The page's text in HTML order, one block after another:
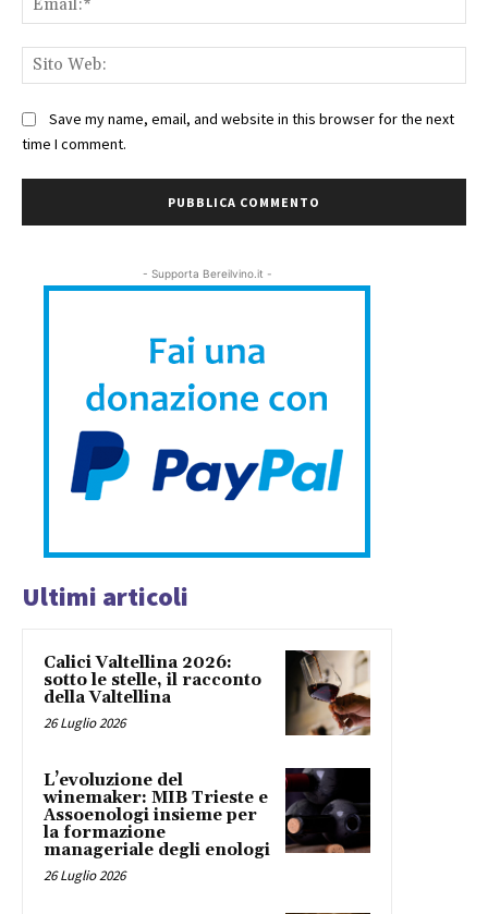
Save my name, email, and website in this browser for the next
time I comment.
- Supporta Bereilvino.it -
Ultimi articoli
Calici Valtellina 2026:
sotto le stelle, il racconto
della Valtellina
26 Luglio 2026
L’evoluzione del
winemaker: MIB Trieste e
Assoenologi insieme per
la formazione
manageriale degli enologi
26 Luglio 2026